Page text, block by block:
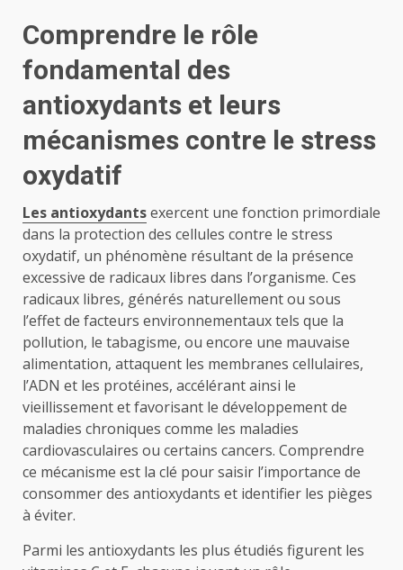
Comprendre le rôle
fondamental des
antioxydants et leurs
mécanismes contre le stress
oxydatif
Les antioxydantsexercent une fonction primordiale
dans la protection des cellules contre le stress
oxydatif, un phénomène résultant de la présence
excessive de radicaux libres dans l’organisme. Ces
radicaux libres, générés naturellement ou sous
l’effet de facteurs environnementaux tels que la
pollution, le tabagisme, ou encore une mauvaise
alimentation, attaquent les membranes cellulaires,
l’ADN et les protéines, accélérant ainsi le
vieillissement et favorisant le développement de
maladies chroniques comme les maladies
cardiovasculaires ou certains cancers. Comprendre
ce mécanisme est la clé pour saisir l’importance de
consommer des antioxydants et identifier les pièges
à éviter.
Parmi les antioxydants les plus étudiés figurent les